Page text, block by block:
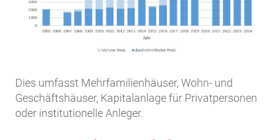
Dies umfasst Mehrfamilienhäuser, Wohn- und
Geschäftshäuser, Kapitalanlage für Privatpersonen
oder institutionelle Anleger.